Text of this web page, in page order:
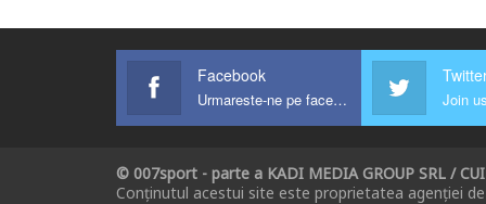
Facebook
Urmareste-ne pe facebook ! Join
© 007sport - parte a KADI MEDIA GROUP SRL /
Conținutul acestui site este proprietatea agenției